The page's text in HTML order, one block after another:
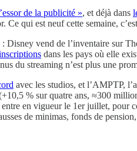
de la publicité », et déjà dans
Ce qui est neuf cette semaine,
: Disney vend de l’inventaire sur
dans les pays où elle
du streaming n’est plus une
avec les studios, et l’AMPTP,
% sur quatre ans, ≈300
en vigueur le 1er juillet,
de minimas, fonds de